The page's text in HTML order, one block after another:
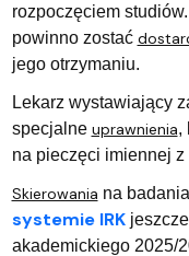
rozpoczęciem studiów.
powinno zostać
jego otrzymaniu.
Lekarz wystawiający
specjalne uprawnienia,
na pieczęci imiennej
Skierowania na
systemie IRKjeszcze
akademickiego 2025/